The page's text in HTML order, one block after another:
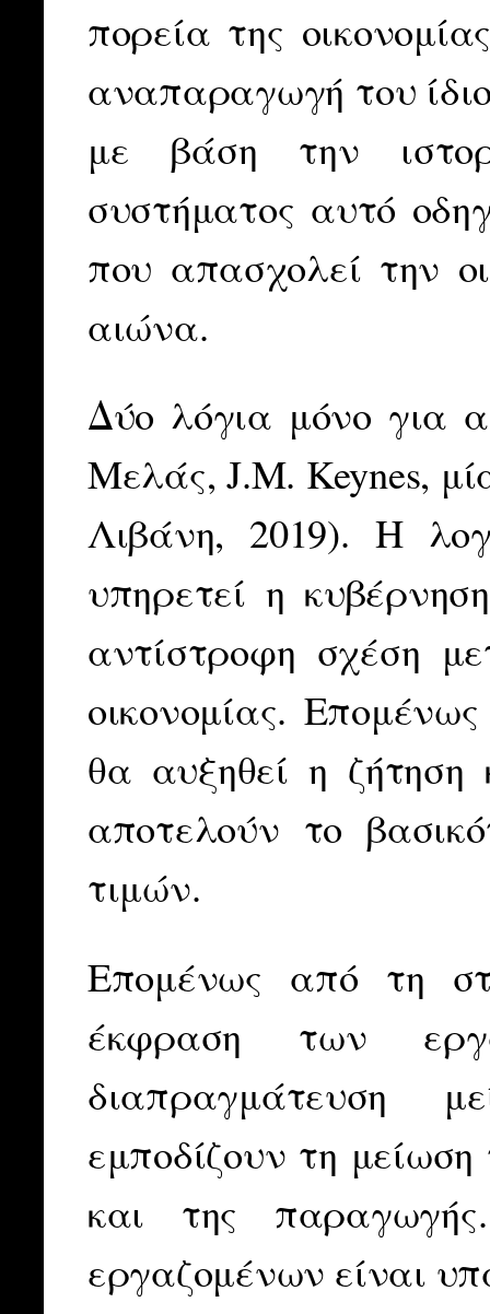
πορεία της
αναπαραγωγή του
με βάση την
συστήματος αυτό
που απασχολεί την
αιώνα.
Δύο λόγια μόνο για
Μελάς, J.M. Keynes,
Λιβάνη, 2019). Η
υπηρετεί η
αντίστροφη σχέση
οικονομίας.
θα αυξηθεί η ζήτηση
αποτελούν το
τιμών.
Επομένως από τη
έκφραση των
διαπραγμάτευση
εμποδίζουν τη
και της
εργαζομένων είναι